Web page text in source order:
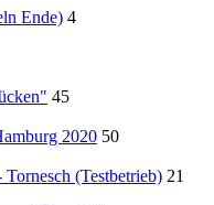
Ende) 4
45
2020 50
(Testbetrieb) 21